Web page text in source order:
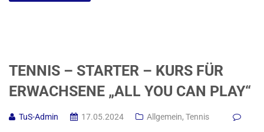
TENNIS – STARTER – KURS FÜR
ERWACHSENE „ALL YOU CAN PLAY“
TuS-Admin 17.05.2024 Allgemein, Tennis